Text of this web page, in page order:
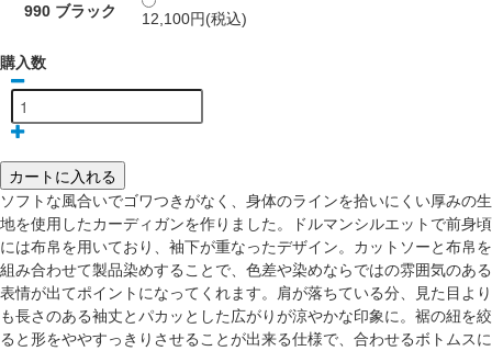
990 ブラック 12,100円(税込)
購入数
カートに入れる
ソフトな風合いでゴワつきがなく、身体のラインを拾いにくい厚みの生
地を使用したカーディガンを作りました。ドルマンシルエットで前身頃
には布帛を用いており、袖下が重なったデザイン。カットソーと布帛を
組み合わせて製品染めすることで、色差や染めならではの雰囲気のある
表情が出てポイントになってくれます。肩が落ちている分、見た目より
も長さのある袖丈とパカッとした広がりが涼やかな印象に。裾の紐を絞
ると形をややすっきりさせることが出来る仕様で、合わせるボトムスに